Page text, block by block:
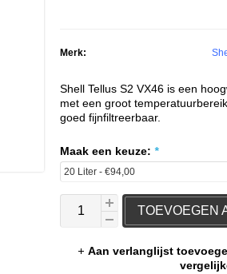
Merk:
Shell Tellus S2 VX46 is een
met een groot
goed fijnfiltreerbaar.
Maak een keuze: *
TOEVOEGEN
Aan verlanglijst